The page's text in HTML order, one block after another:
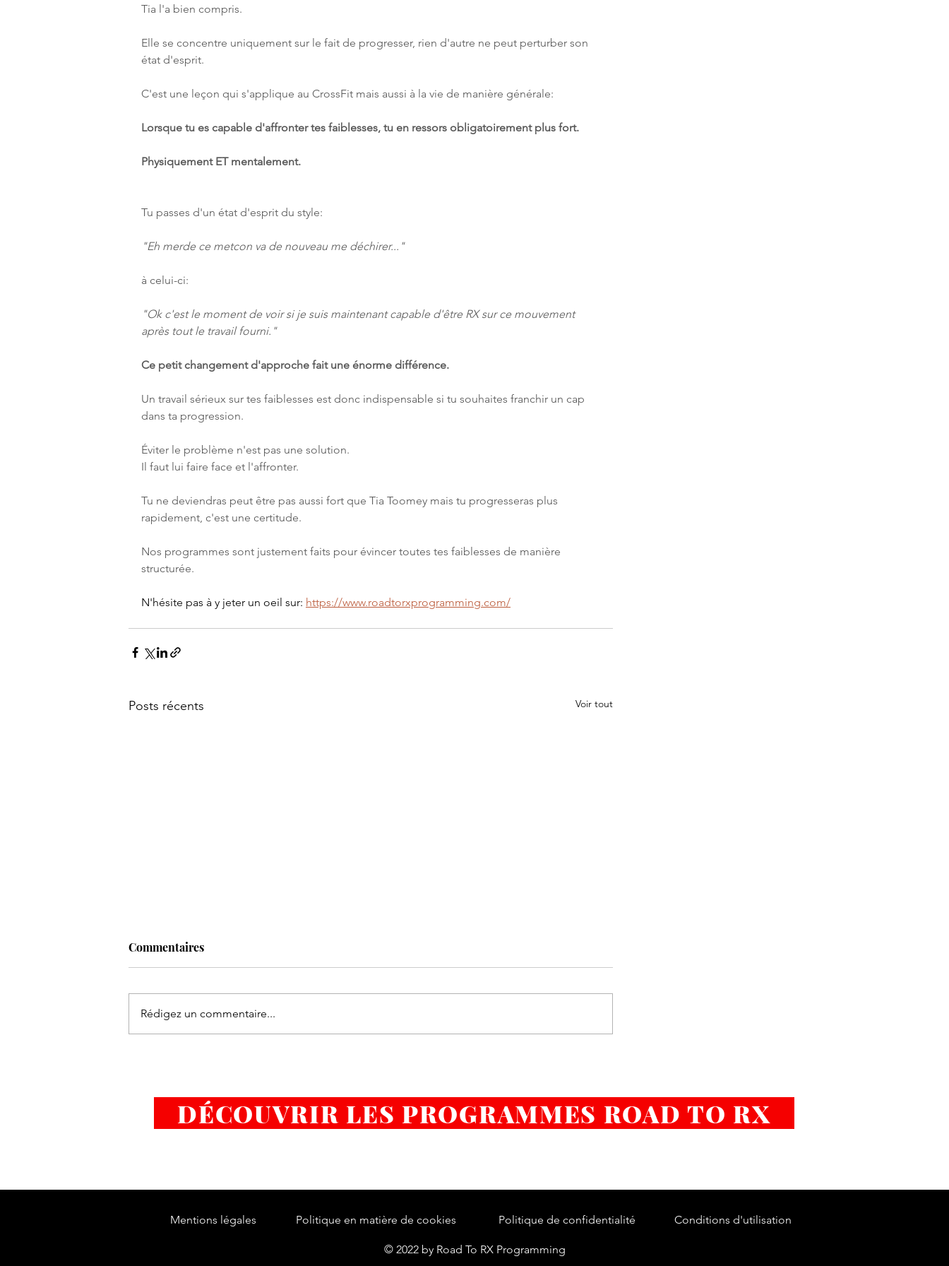
Tia l'a bien compris.
Elle se concentre uniquement sur le fait de progresser, rien d'autre ne peut perturber son
état d'esprit.
C'est une leçon qui s'applique au CrossFit mais aussi à la vie de manière générale:
Lorsque tu es capable d'affronter tes faiblesses, tu en ressors obligatoirement plus fort.
Physiquement ET mentalement.
Tu passes d'un état d'esprit du style:
"Eh merde ce metcon va de nouveau me déchirer..."
à celui-ci:
"Ok c'est le moment de voir si je suis maintenant capable d'être RX sur ce mouvement
après tout le travail fourni."
Ce petit changement d'approche fait une énorme différence.
Un travail sérieux sur tes faiblesses est donc indispensable si tu souhaites franchir un cap
dans ta progression.
Éviter le problème n'est pas une solution.
Il faut lui faire face et l'affronter.
Tu ne deviendras peut être pas aussi fort que Tia Toomey mais tu progresseras plus
rapidement, c'est une certitude.
Nos programmes sont justement faits pour évincer toutes tes faiblesses de manière
structurée.
N'hésite pas à y jeter un oeil sur: https://www.roadtorxprogramming.com/
Posts récents Voir tout
Commentaires
Rédigez un commentaire...
DÉCOUVRIR LES PROGRAMMES ROAD TO RX
Mentions légales Politique en matière de cookies Politique de confidentialité Conditions d'utilisation
© 2022 by Road To RX Programming